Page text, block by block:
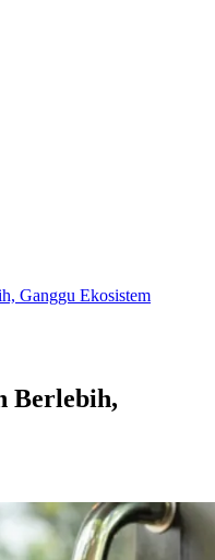
Ganggu Ekosistem
Berlebih,